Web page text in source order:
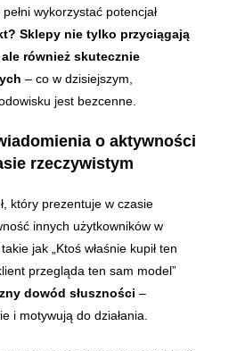
pełni wykorzystać potencjał
Sklepy nie tylko przyciągają
również skutecznie
– co w dzisiejszym,
jest bezcenne.
o aktywności
rzeczywistym
który prezentuje w czasie
innych użytkowników w
jak „Ktoś właśnie kupił ten
przegląda ten sam model”
dowód słuszności –
i motywują do działania.